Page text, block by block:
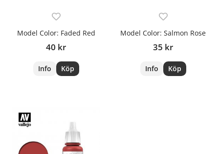
Model Color: Faded Red
40 kr
Info Köp
Model Color: Salmon Rose
35 kr
Info Köp